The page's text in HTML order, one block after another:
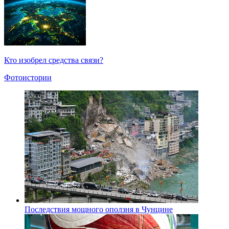
Кто изобрел средства связи?
Фотоистории
Последствия мощного оползня в Чунцине